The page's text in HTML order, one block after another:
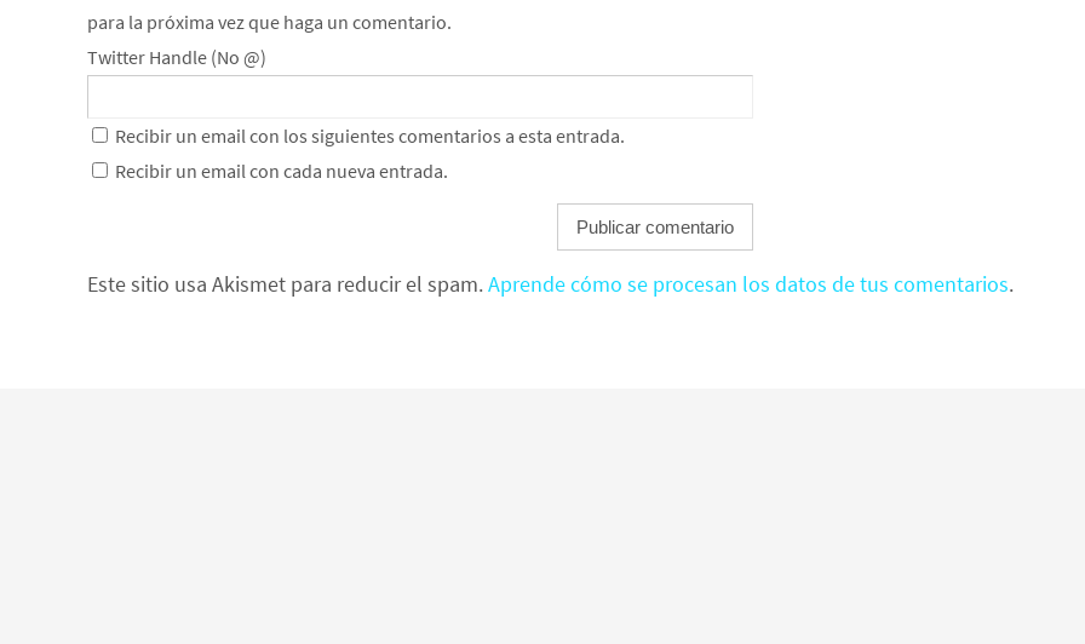
para la próxima vez que haga un comentario.
Twitter Handle (No @)
Recibir un email con los siguientes comentarios a esta entrada.
Recibir un email con cada nueva entrada.
Este sitio usa Akismet para reducir el spam.Aprende cómo se procesan los datos de tus comentarios.